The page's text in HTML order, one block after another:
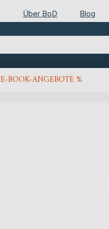
Über BoD Blog
E-BOOK-ANGEBOTE %